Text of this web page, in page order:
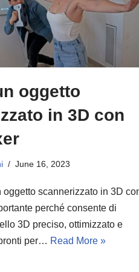
oggetto
in 3D con
June 16, 2023
oggetto scannerizzato in 3D
perché consente di
3D preciso, ottimizzato e
per… Read More »